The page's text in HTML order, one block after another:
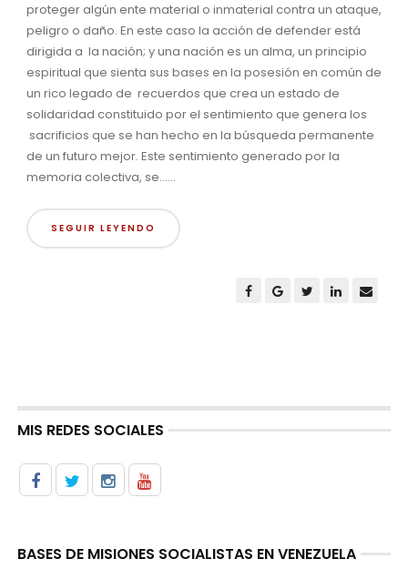
proteger algún ente material o inmaterial contra un ataque,
peligro o daño. En este caso la acción de defender está
dirigida a la nación; y una nación es un alma, un principio
espiritual que sienta sus bases en la posesión en común de
un rico legado de recuerdos que crea un estado de
solidaridad constituido por el sentimiento que genera los
sacrificios que se han hecho en la búsqueda permanente
de un futuro mejor. Este sentimiento generado por la
memoria colectiva, se......
SEGUIR LEYENDO
MIS REDES SOCIALES
BASES DE MISIONES SOCIALISTAS EN VENEZUELA